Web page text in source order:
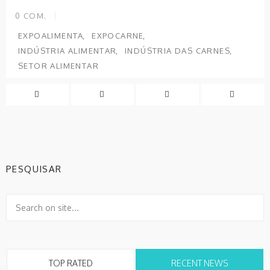
0 COM.
EXPOALIMENTA
EXPOCARNE
INDÚSTRIA ALIMENTAR
INDÚSTRIA DAS CARNES
SETOR ALIMENTAR
PESQUISAR
TOP RATED RECENT NEWS